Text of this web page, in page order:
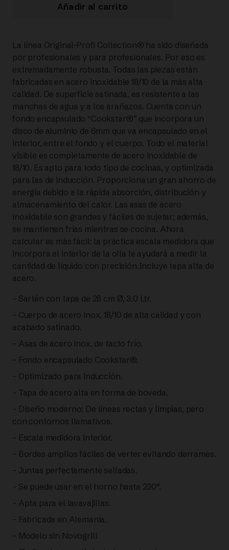
000/0
Original-
Profi
Collection®
SARTEN
DE
ACERO
28
CM
CON
ALTA
|
FISSLER
cantidad
Añadir al carrito
La línea Original-Profi Collection® ha sido diseñada
por profesionales y para profesionales. Por eso es
extremadamente robusta. Todas las piezas están
fabricadas en acero inoxidable 18/10 de la más alta
calidad. De superficie satinada, es resistente a las
manchas de agua y a los arañazos. Cuenta con un
fondo encapsulado “Cookstar®” que incorpora un
disco de aluminio de 6mm que va encapsulado en el
interior, entre el fondo y el cuerpo. Todo el material
visible es completamente de acero inoxidable de
18/10. Es apto para todo tipo de cocinas, y optimizada
para las de inducción. Proporciona un gran ahorro de
energía debido a la rápida absorción, distribución y
almacenamiento del calor. Las asas de acero
inoxidable son grandes y fáciles de sujetar; además,
se mantienen frías mientras se cocina. Ahora
calcular es más fácil: la práctica escala medidora que
incorpora el interior de la olla le ayudará a medir la
cantidad de líquido con precisión.Incluye tapa alta de
acero.
– Sartén con tapa de 28 cm Ø, 3.0 Ltr.
– Cuerpo de acero inox. 18/10 de alta calidad y con
acabado satinado.
– Asas de acero inox. de tacto frío.
– Fondo encapsulado Cookstar®.
– Optimizado para inducción.
– Tapa de acero alta en forma de boveda.
– Diseño moderno: De líneas rectas y limpias, pero
con contornos llamativos.
– Escala medidora interior.
– Bordes amplios fáciles de verter evitando derrames.
– Juntas perfectamente selladas.
– Se puede usar en el horno hasta 230°.
– Apta para el lavavajillas.
– Fabricada en Alemania.
– Modelo sin Novogrill